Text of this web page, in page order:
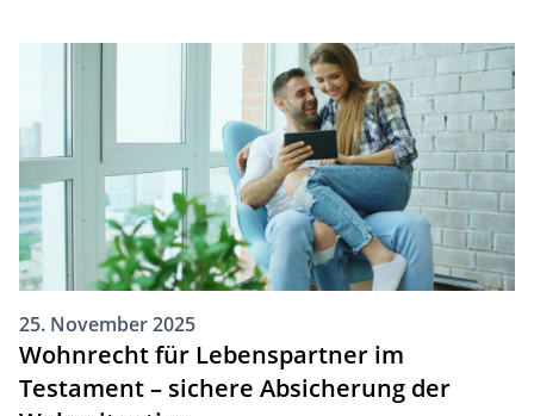
Erbausschlüssen handelt und in welcher Situation sie
zur Anwendung kommen können.
25. November 2025
Wohnrecht für Lebenspartner im
Testament – sichere Absicherung der